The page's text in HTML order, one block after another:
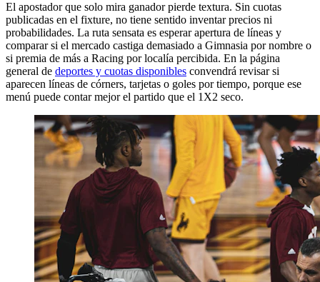
El apostador que solo mira ganador pierde textura. Sin cuotas
publicadas en el fixture, no tiene sentido inventar precios ni
probabilidades. La ruta sensata es esperar apertura de líneas y
comparar si el mercado castiga demasiado a Gimnasia por nombre o
si premia de más a Racing por localía percibida. En la página
general de deportes y cuotas disponibles convendrá revisar si
aparecen líneas de córners, tarjetas o goles por tiempo, porque ese
menú puede contar mejor el partido que el 1X2 seco.